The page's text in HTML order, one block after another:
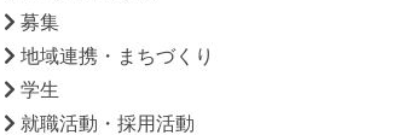
募集
地域連携・まちづくり
学生
就職活動・採用活動